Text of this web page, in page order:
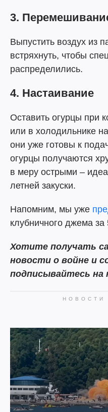
3.
Выпустить воздух из
встряхнуть, чтобы
распределились.
4. Настаивание
Оставить огурцы при
или в холодильнике
они уже готовы к
огурцы получаются
в меру острыми –
летней закуски.
Напомним, мы уже
клубничного джема за
Хотите получать
новости о войне и
подписывайтесь на